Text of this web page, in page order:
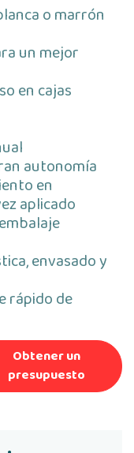
o marrón
un mejor
en cajas
autonomía
en
aplicado
envasado y
rápido de
Obtener un
presupuesto